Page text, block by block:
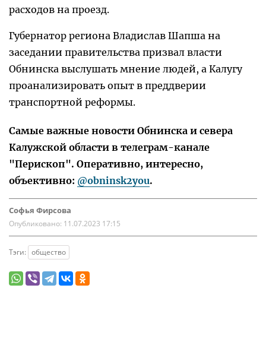
расходов на проезд.
Губернатор региона Владислав Шапша на
заседании правительства призвал власти
Обнинска выслушать мнение людей, а Калугу
проанализировать опыт в преддверии
транспортной реформы.
Самые важные новости Обнинска и севера
Калужской области в телеграм-канале
"Перископ". Оперативно, интересно,
объективно: @obninsk2you.
Софья Фирсова
Опубликовано: 11.07.2023 17:15
Тэги: общество